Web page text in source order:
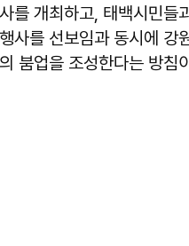
를 개최하고, 태백시민들
사를 선보임과 동시에 강
붐업을 조성한다는 방침